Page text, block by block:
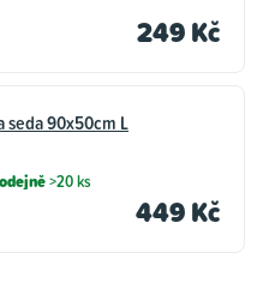
249 Kč
seda 90x50cm L
>20 ks
449 Kč